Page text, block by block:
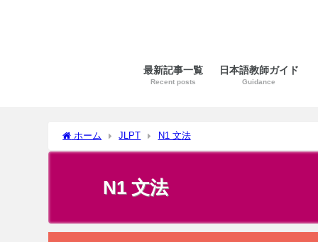
最新記事一覧
Recent posts
日本語教師ガイド
Guidance
ホーム JLPT N1 文法
N1 文法